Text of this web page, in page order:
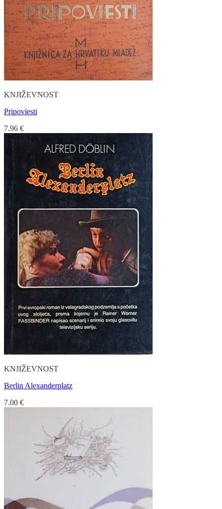
KNJIŽEVNOST
Pripoviesti
7.96 €
KNJIŽEVNOST
Berlin Alexanderplatz
7.00 €